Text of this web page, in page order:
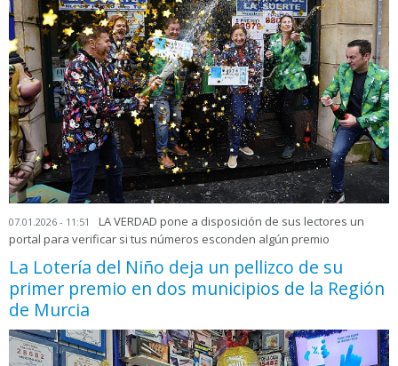
07.01.2026 - 11:51
LA VERDAD pone a disposición de sus lectores un
portal para verificar si tus números esconden algún premio
La Lotería del Niño deja un pellizco de su
primer premio en dos municipios de la Región
de Murcia